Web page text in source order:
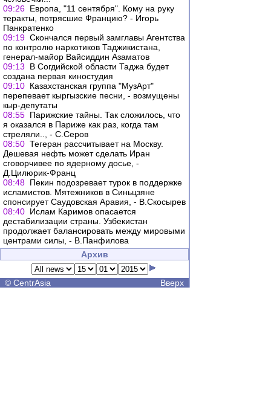
09:26 Европа, "11 сентября". Кому на руку
теракты, потрясшие Францию? - Игорь
Панкратенко
09:19 Скончался первый замглавы Агентства
по контролю наркотиков Таджикистана,
генерал-майор Вайсиддин Азаматов
09:13
В Согдийской области Таджа будет
создана первая киностудия
09:10 Казахстанская группа "МузАрт"
перепевает кыргызские песни, - возмущены
кыр-депутаты
08:55 Парижские тайны. Так сложилось, что
я оказался в Париже как раз, когда там
стреляли.., - С.Серов
08:50 Тегеран рассчитывает на Москву.
Дешевая нефть может сделать Иран
сговорчивее по ядерному досье, -
Д.Цилюрик-Франц
08:48 Пекин подозревает турок в поддержке
исламистов. Мятежников в Синьцзяне
спонсирует Саудовская Аравия, - В.Скосырев
08:40 Ислам Каримов опасается
дестабилизации страны. Узбекистан
продолжает балансировать между мировыми
центрами силы, - В.Панфилова
Архив
© CentrAsia Вверх